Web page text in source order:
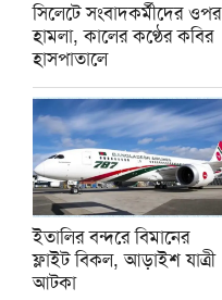
সিলেটে সংবাদকর্মীদের ওপর
হামলা, কালের কণ্ঠের কবির
হাসপাতালে
ইতালির বন্দরে বিমানের
ফ্লাইট বিকল, আড়াইশ যাত্রী
আটকা